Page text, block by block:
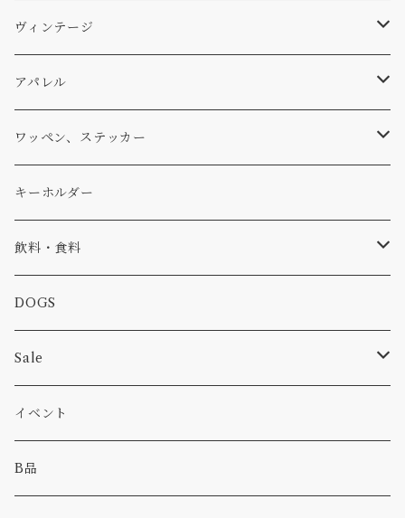
パンツ
パーカー・トレーナー
アウター
コラボ
食品
アメリカ軍払い下げ
...mura
小物
ヘルメット
スリーピング
小物
コーヒー
焚き火
スキー
ステッカー
ワッペン
小物
ヴィンテージ
ワッペン
ステッカー
小物
バイク
カー
アパレル
Tシャツ
キャップ、ニット
バッグ
小物
パンツ
パーカー・トレーナー
ワッペン、ステッカー
ワッペン
ステッカー
ピン
キーホルダー
飲料・食料
コーヒー
食べ物
DOGS
Sale
カー
キャンプ
イベント
B品